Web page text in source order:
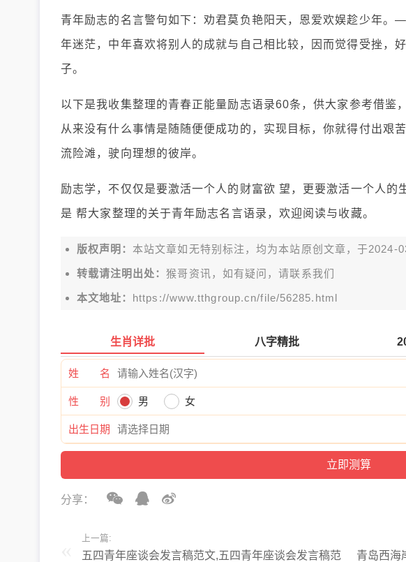
青年励志的名言警句如下：劝君莫负艳阳天，恩爱欢娱趁少年
年迷茫，中年喜欢将别人的成就与自己相比较，因而觉得受挫，
子。
以下是我收集整理的青春正能量励志语录60条，供大家参考借鉴
从来没有什么事情是随随便便成功的，实现目标，你就得付出艰
流险滩，驶向理想的彼岸。
励志学，不仅仅是要激活一个人的财富欲 望，更要激活一个人的
是 帮大家整理的关于青年励志名言语录，欢迎阅读与收藏。
版权声明： 本站文章如无特别标注，均为本站原创文章，于2024-
转载请注明出处：猴哥资讯，如有疑问，请联系我们
本文地址： https://www.tthgroup.cn/file/56285.html
生肖详批 八字精批
姓 名
性 别 男 女
出生日期
分享：
上一篇:
五四青年座谈会发言稿范文,五四青年座谈会发言稿范
青岛西海